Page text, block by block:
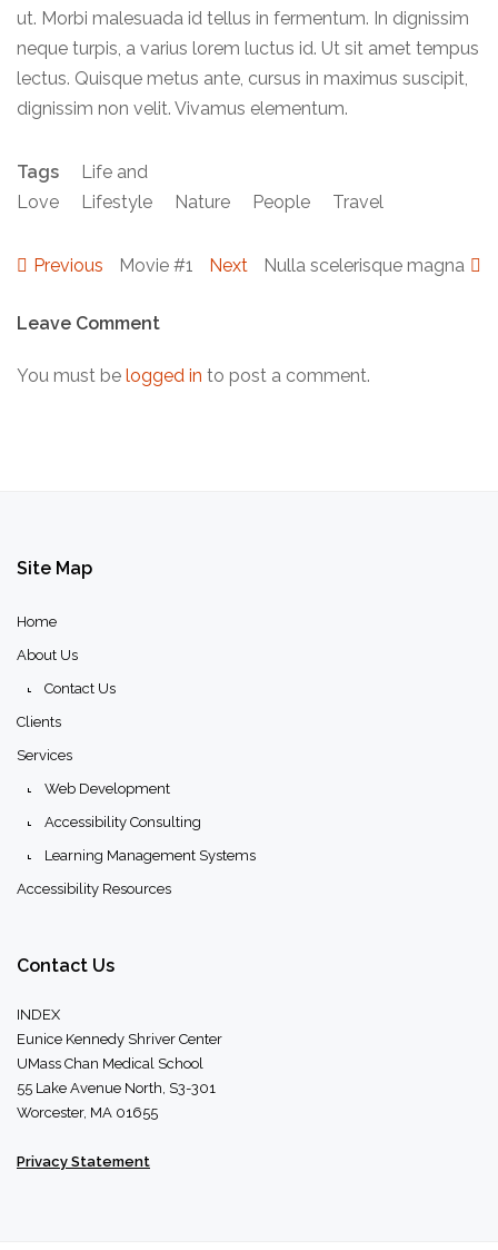
ut. Morbi malesuada id tellus in fermentum. In dignissim
neque turpis, a varius lorem luctus id. Ut sit amet tempus
lectus. Quisque metus ante, cursus in maximus suscipit,
dignissim non velit. Vivamus elementum.
Tags
Life and
Love
Lifestyle Nature People Travel
Post
Previous
Previous
Movie #1 Next
Next
Nulla scelerisque magna
Leave Comment
You must be logged in to post a comment.
Site Map
Home
About Us
Contact Us
Clients
Services
Web Development
Accessibility Consulting
Learning Management Systems
Accessibility Resources
Contact Us
INDEX
Eunice Kennedy Shriver Center
UMass Chan Medical School
55 Lake Avenue North, S3-301
Worcester, MA 01655
Privacy Statement